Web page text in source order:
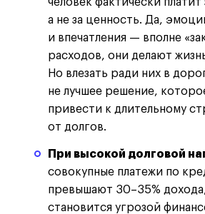
а не за ценность. Да,
и впечатления — вполне
расходов, они делают
Но влезать ради них в
не лучшее решение,
привести к длительному
от долгов.
При высокой долговой
совокупные платежи по
превышают 30–35%
становится угрозой